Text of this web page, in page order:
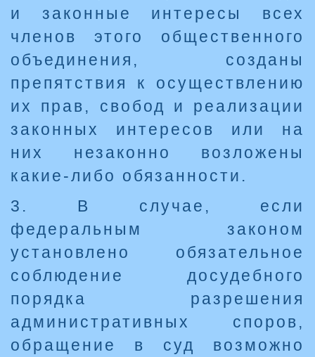
и законные интересы всех
членов этого общественного
объединения, созданы
препятствия к осуществлению
их прав, свобод и реализации
законных интересов или на
них незаконно возложены
какие-либо обязанности.
3. В случае, если
федеральным законом
установлено обязательное
соблюдение досудебного
порядка разрешения
административных споров,
обращение в суд возможно